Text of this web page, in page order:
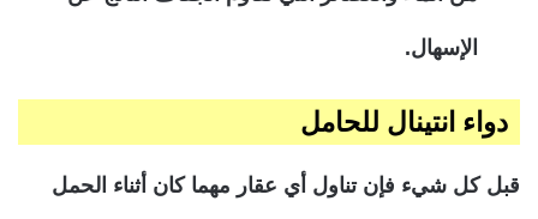
الإسهال.
دواء انتينال للحامل
قبل كل شيء فإن تناول أي عقار مهما كان أثناء الحمل